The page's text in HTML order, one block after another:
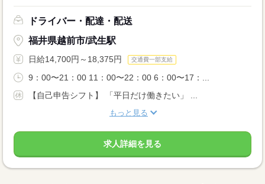
ドライバー・配達・配送
福井県越前市/武生駅
日給14,700円～18,375円 交通費一部支給
9：00〜21：00 11：00〜22：00 6：00〜17：...
【自己申告シフト】 「平日だけ働きたい」 ...
もっと見る
求人詳細を見る